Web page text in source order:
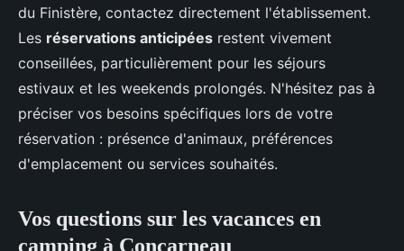
du Finistère, contactez directement l'établissement.
Les réservations anticipées restent vivement
conseillées, particulièrement pour les séjours
estivaux et les weekends prolongés. N'hésitez pas à
préciser vos besoins spécifiques lors de votre
réservation : présence d'animaux, préférences
d'emplacement ou services souhaités.
Vos questions sur les vacances en
camping à Concarneau